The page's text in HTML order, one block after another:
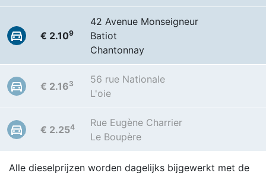
€ 2.109
42 Avenue Monseigneur
Batiot
Chantonnay
€ 2.163
56 rue Nationale
L'oie
€ 2.254
Rue Eugène Charrier
Le Boupère
Alle dieselprijzen worden dagelijks bijgewerkt met de